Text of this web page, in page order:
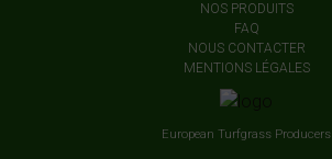
NOS PRODUITS
FAQ
NOUS CONTACTER
MENTIONS LÉGALES
European Turfgrass Producers